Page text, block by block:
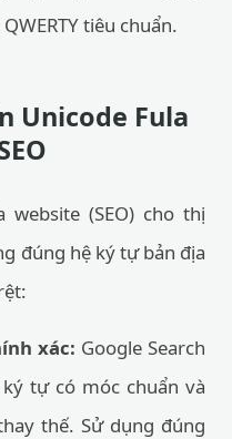
tiêu chuẩn.
Unicode Fula
(SEO) cho thị
đúng hệ ký tự bản địa
xác: Google Search
tự có móc chuẩn và
thế. Sử dụng đúng